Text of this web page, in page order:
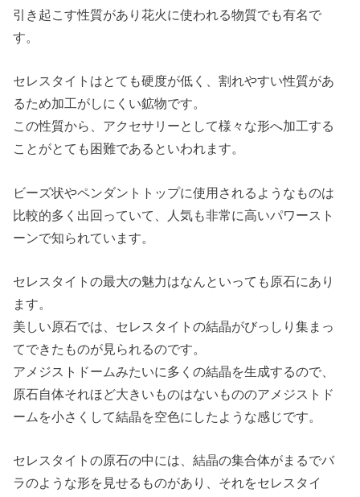
引き起こす性質があり花火に使われる物質でも有名で
す。
セレスタイトはとても硬度が低く、割れやすい性質があ
るため加工がしにくい鉱物です。
この性質から、アクセサリーとして様々な形へ加工する
ことがとても困難であるといわれます。
ビーズ状やペンダントトップに使用されるようなものは
比較的多く出回っていて、人気も非常に高いパワースト
ーンで知られています。
セレスタイトの最大の魅力はなんといっても原石にあり
ます。
美しい原石では、セレスタイトの結晶がびっしり集まっ
てできたものが見られるのです。
アメジストドームみたいに多くの結晶を生成するので、
原石自体それほど大きいものはないもののアメジストド
ームを小さくして結晶を空色にしたような感じです。
セレスタイトの原石の中には、結晶の集合体がまるでバ
ラのような形を見せるものがあり、それをセレスタイ